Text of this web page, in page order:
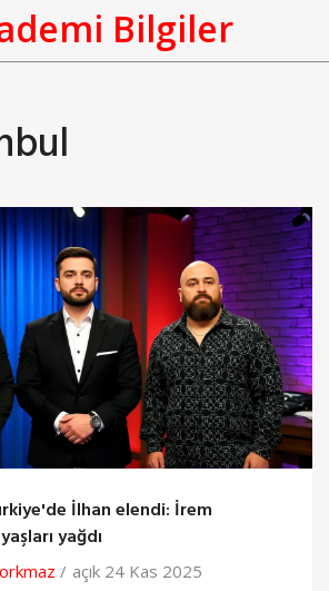
Bilgiler
İlhan elendi: İrem
yağdı
açık 24 Kas 2025